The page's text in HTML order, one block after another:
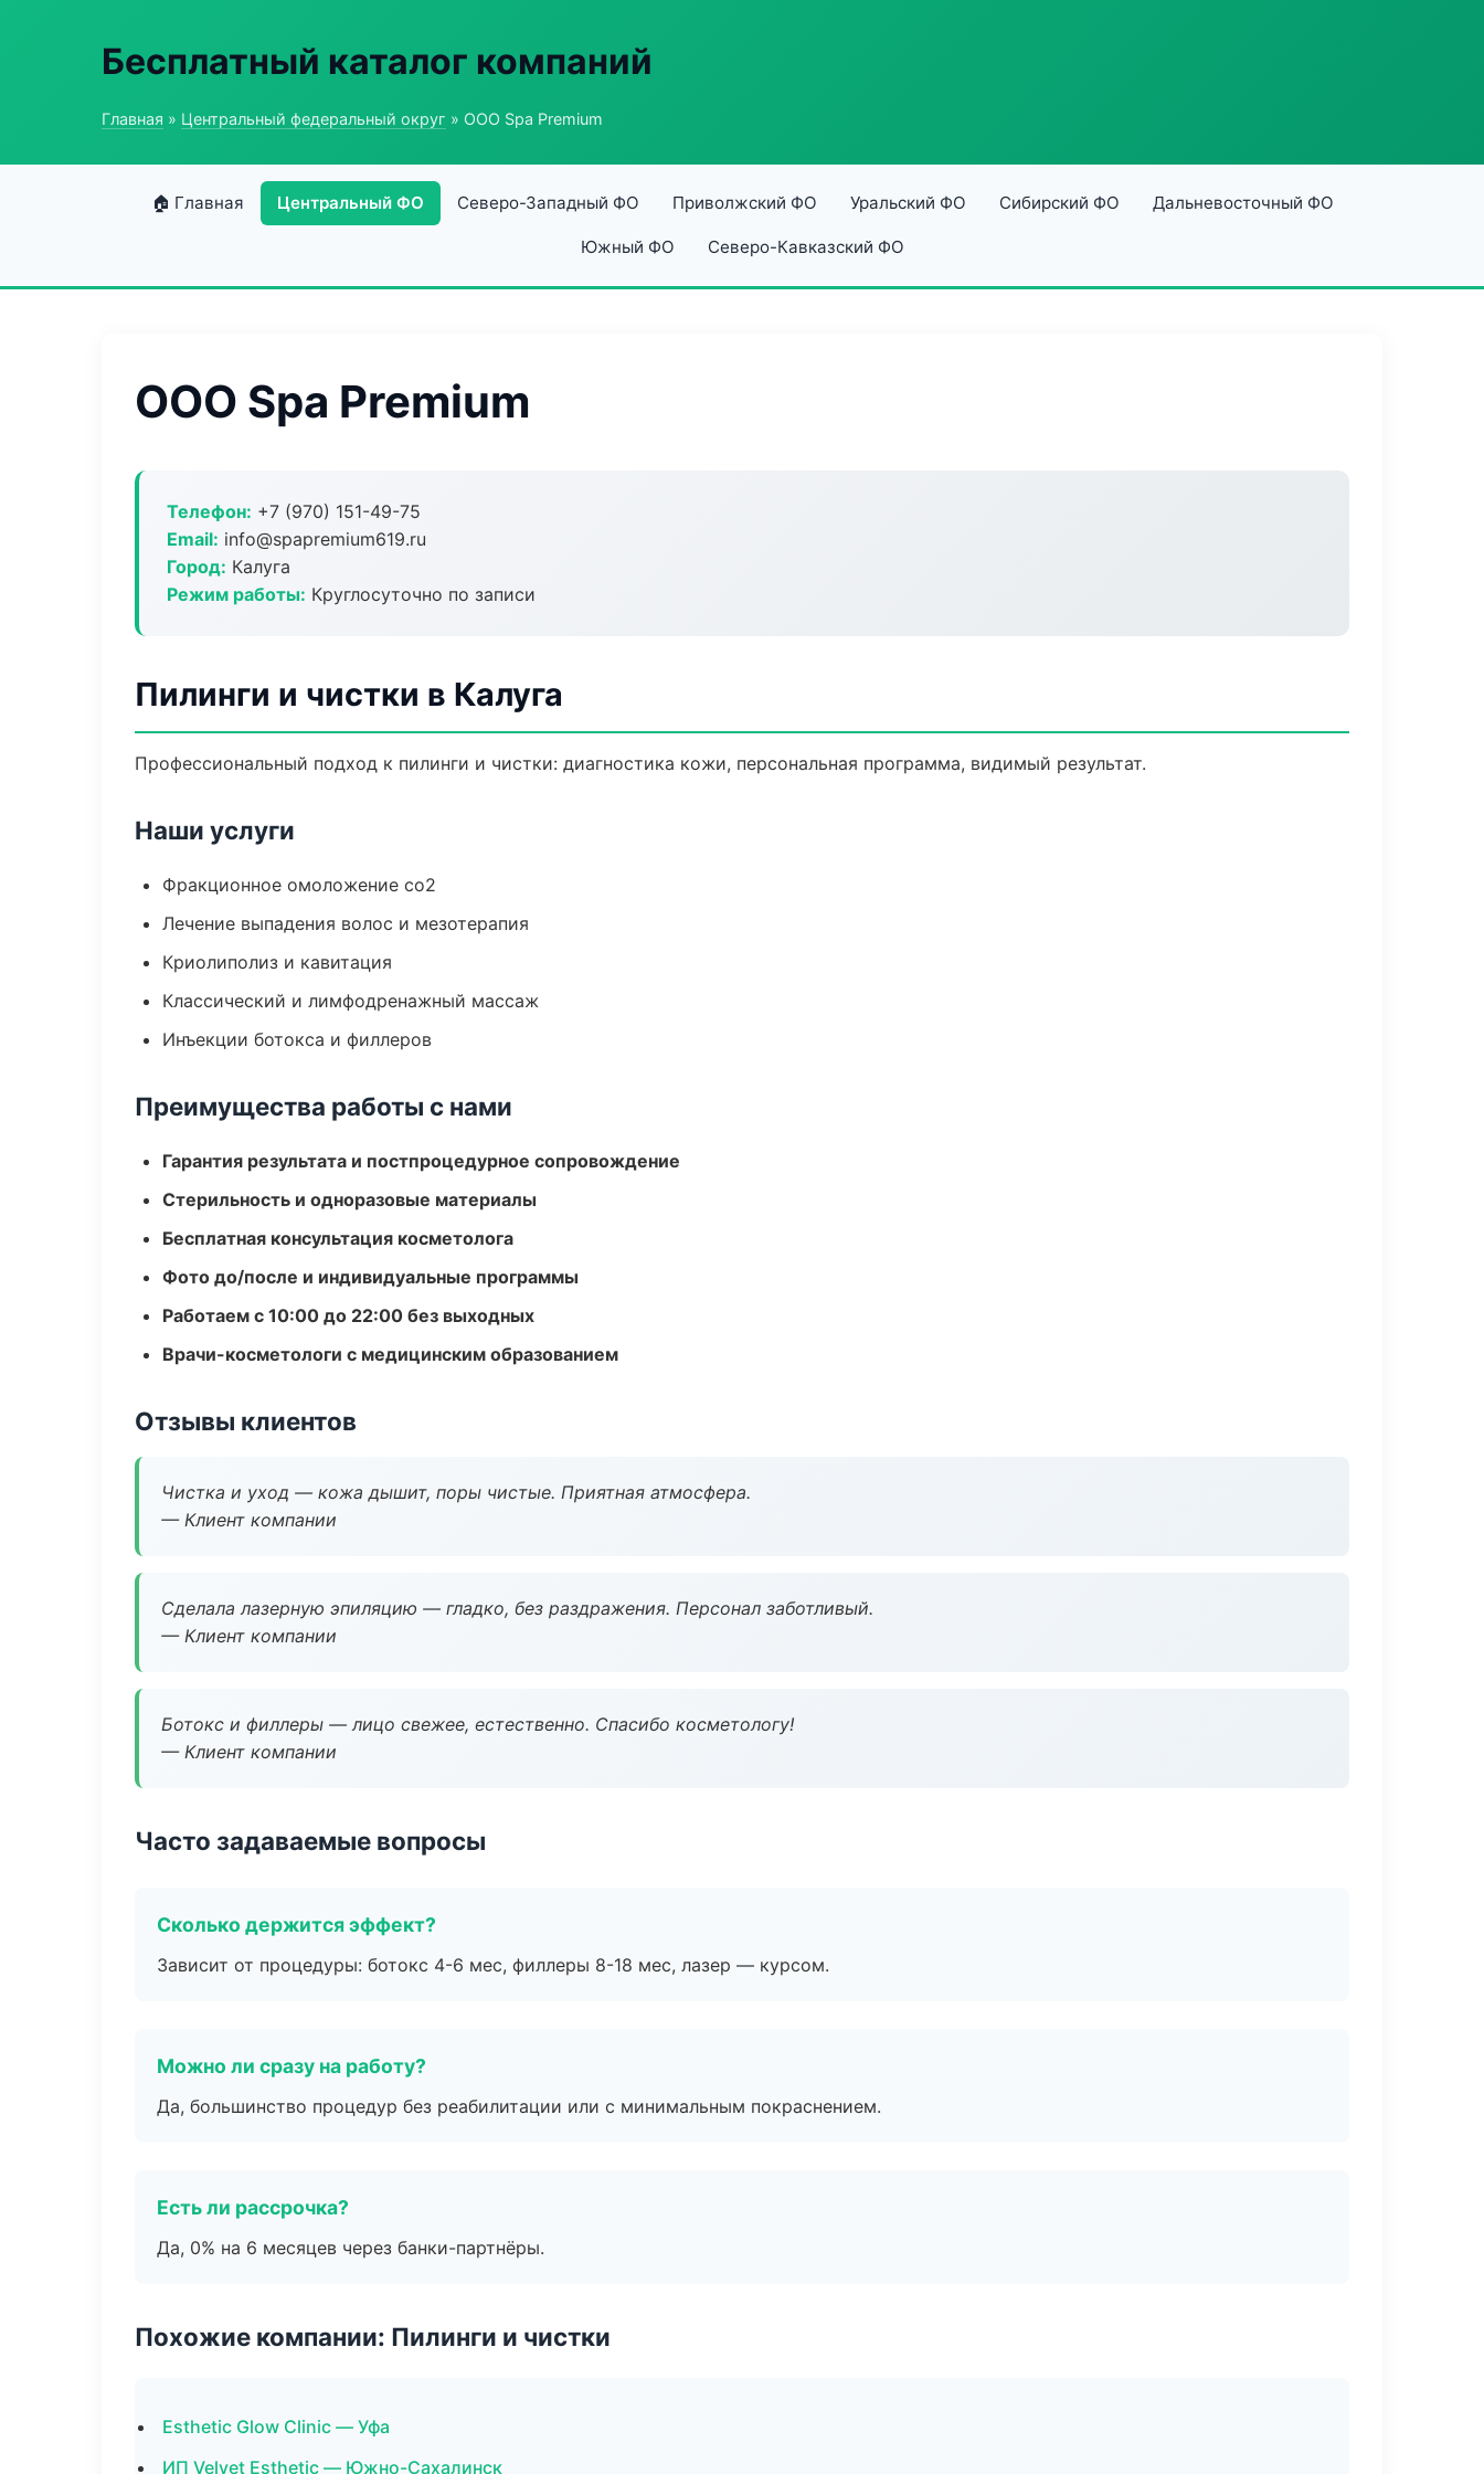
Бесплатный каталог компаний
Главная » Центральный федеральный округ » ООО Spa Premium
🏠 Главная Центральный ФО Северо-Западный ФО Приволжский ФО Уральский ФО Сибирский ФО Дальневосточный ФО
Южный ФО Северо-Кавказский ФО
ООО Spa Premium
Телефон: +7 (970) 151-49-75
Email: info@spapremium619.ru
Город: Калуга
Режим работы: Круглосуточно по записи
Пилинги и чистки в Калуга
Профессиональный подход к пилинги и чистки: диагностика кожи, персональная программа, видимый результат.
Наши услуги
Фракционное омоложение co2
Лечение выпадения волос и мезотерапия
Криолиполиз и кавитация
Классический и лимфодренажный массаж
Инъекции ботокса и филлеров
Преимущества работы с нами
Гарантия результата и постпроцедурное сопровождение
Стерильность и одноразовые материалы
Бесплатная консультация косметолога
Фото до/после и индивидуальные программы
Работаем с 10:00 до 22:00 без выходных
Врачи-косметологи с медицинским образованием
Отзывы клиентов
Чистка и уход — кожа дышит, поры чистые. Приятная атмосфера.
— Клиент компании
Сделала лазерную эпиляцию — гладко, без раздражения. Персонал заботливый.
— Клиент компании
Ботокс и филлеры — лицо свежее, естественно. Спасибо косметологу!
— Клиент компании
Часто задаваемые вопросы
Сколько держится эффект?
Зависит от процедуры: ботокс 4-6 мес, филлеры 8-18 мес, лазер — курсом.
Можно ли сразу на работу?
Да, большинство процедур без реабилитации или с минимальным покраснением.
Есть ли рассрочка?
Да, 0% на 6 месяцев через банки-партнёры.
Похожие компании: Пилинги и чистки
Esthetic Glow Clinic — Уфа
ИП Velvet Esthetic — Южно-Сахалинск